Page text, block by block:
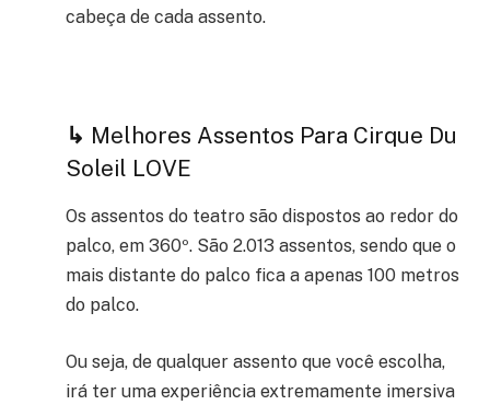
cabeça de cada assento.
↳ Melhores Assentos Para Cirque Du
Soleil LOVE
Os assentos do teatro são dispostos ao redor do
palco, em 360º. São 2.013 assentos, sendo que o
mais distante do palco fica a apenas 100 metros
do palco.
Ou seja, de qualquer assento que você escolha,
irá ter uma experiência extremamente imersiva